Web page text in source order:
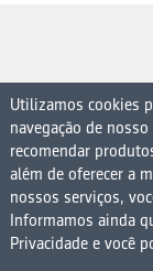
Instituto de
|
Avenida
andar bloco 1
Utilizamos cookies
navegação de
recomendar
além de oferecer a
nossos serviços,
Informamos ainda
Privacidade e você